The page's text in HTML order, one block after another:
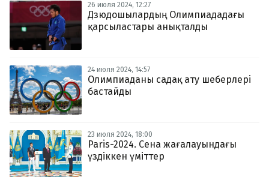
26 июля 2024, 12:27
Дзюдошылардың Олимпиададағы
қарсыластары анықталды
24 июля 2024, 14:57
Олимпиаданы садақ ату шеберлері
бастайды
23 июля 2024, 18:00
Paris-2024. Сена жағалауындағы
үздіккен үміттер